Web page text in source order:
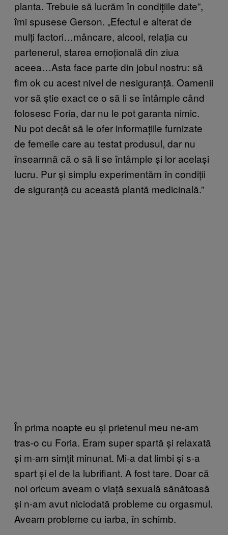
planta. Trebuie să lucrăm în condițiile date”,
îmi spusese Gerson. „Efectul e alterat de
mulți factori…mâncare, alcool, relația cu
partenerul, starea emoțională din ziua
aceea…Asta face parte din jobul nostru: să
fim ok cu acest nivel de nesiguranță. Oamenii
vor să știe exact ce o să li se întâmple când
folosesc Foria, dar nu le pot garanta nimic.
Nu pot decât să le ofer informațiile furnizate
de femeile care au testat produsul, dar nu
înseamnă că o să li se întâmple și lor același
lucru. Pur și simplu experimentăm în condiții
de siguranță cu această plantă medicinală.”
În prima noapte eu și prietenul meu ne-am
tras-o cu Foria. Eram super spartă și relaxată
și m-am simțit minunat. Mi-a dat limbi și s-a
spart și el de la lubrifiant. A fost tare. Doar că
noi oricum aveam o viață sexuală sănătoasă
și n-am avut niciodată probleme cu orgasmul.
Aveam probleme cu iarba, în schimb.